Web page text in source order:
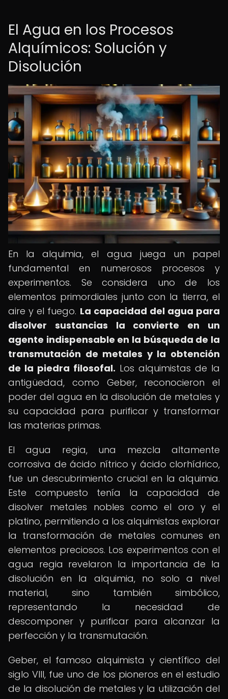
El Agua en los Procesos
Alquímicos: Solución y
Disolución
En la alquimia, el agua juega un papel
fundamental en numerosos procesos y
experimentos. Se considera uno de los
elementos primordiales junto con la tierra, el
aire y el fuego. La capacidad del agua para
disolver sustancias la convierte en un
agente indispensable en la búsqueda de la
transmutación de metales y la obtención
de la piedra filosofal. Los alquimistas de la
antigüedad, como Geber, reconocieron el
poder del agua en la disolución de metales y
su capacidad para purificar y transformar
las materias primas.
El agua regia, una mezcla altamente
corrosiva de ácido nítrico y ácido clorhídrico,
fue un descubrimiento crucial en la alquimia.
Este compuesto tenía la capacidad de
disolver metales nobles como el oro y el
platino, permitiendo a los alquimistas explorar
la transformación de metales comunes en
elementos preciosos. Los experimentos con el
agua regia revelaron la importancia de la
disolución en la alquimia, no solo a nivel
material, sino también simbólico,
representando la necesidad de
descomponer y purificar para alcanzar la
perfección y la transmutación.
Geber, el famoso alquimista y científico del
siglo VIII, fue uno de los pioneros en el estudio
de la disolución de metales y la utilización del